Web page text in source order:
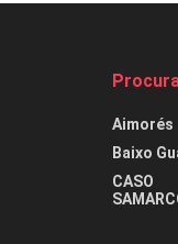
Aimorés
Baixo
CASO